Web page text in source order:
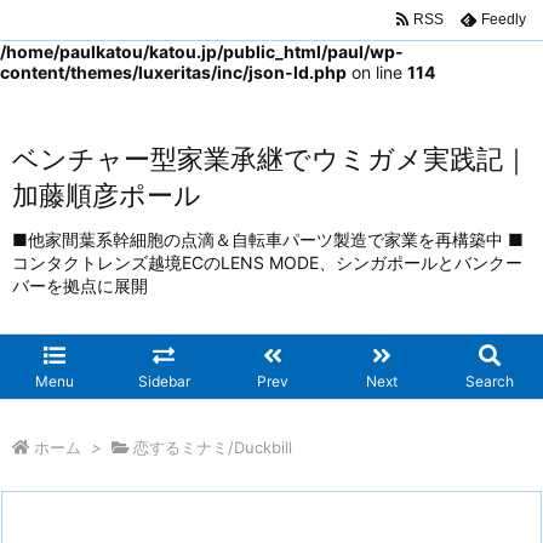
/home/paulkatou/katou.jp/public_html/paul/wp-
content/themes/luxeritas/inc/json-ld.php on line 114
ベンチャー型家業承継でウミガメ実践記｜
加藤順彦ポール
■他家間葉系幹細胞の点滴＆自転車パーツ製造で家業を再構築中 ■
コンタクトレンズ越境ECのLENS MODE、シンガポールとバンクー
バーを拠点に展開
Menu Sidebar Prev Next Search
RSS Feedly
ホーム > 恋するミナミ/Duckbill